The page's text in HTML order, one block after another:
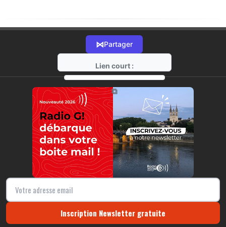
⋈Partager
Lien court :
https://radio-g.fr?20969
⧉
Inscription Newsletter gratuite